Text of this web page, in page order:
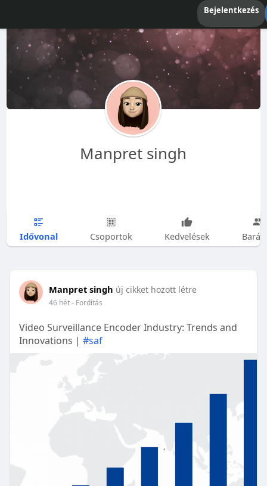
Bejelentkezés
Manpret singh
Idővonal Csoportok Kedvelések
Manpret singh új cikket hozott létre
46 hét- Fordítás
Video Surveillance Encoder Industry: Trends and
Innovations | #saf